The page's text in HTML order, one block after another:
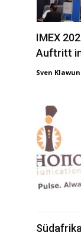
IMEX
Auftritt
Sven